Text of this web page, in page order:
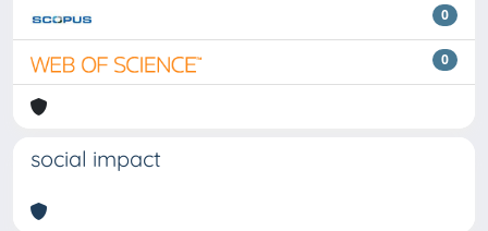
0
0
social impact